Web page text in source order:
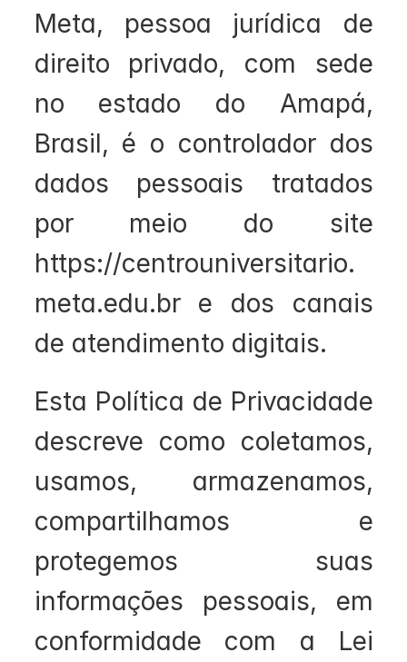
Meta, pessoa jurídica de
direito privado, com sede
no estado do Amapá,
Brasil, é o controlador dos
dados pessoais tratados
por meio do site
https://centrouniversitario.
meta.edu.br e dos canais
de atendimento digitais.
Esta Política de Privacidade
descreve como coletamos,
usamos, armazenamos,
compartilhamos e
protegemos suas
informações pessoais, em
conformidade com a Lei